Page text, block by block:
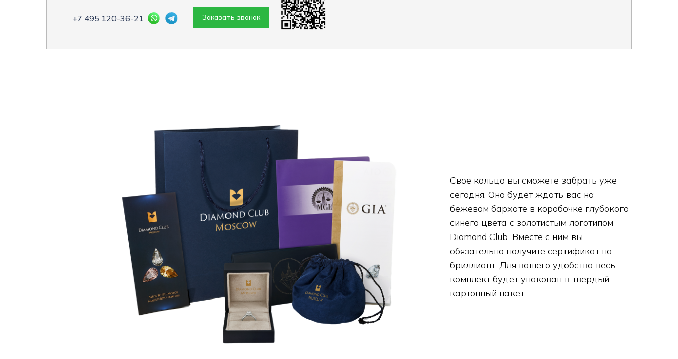
+7 495 120-36-21 Заказать звонок
Свое кольцо вы сможете забрать уже
сегодня. Оно будет ждать вас на
бежевом бархате в коробочке глубокого
синего цвета с золотистым логотипом
Diamond Club. Вместе с ним вы
обязательно получите сертификат на
бриллиант. Для вашего удобства весь
комплект будет упакован в твердый
картонный пакет.